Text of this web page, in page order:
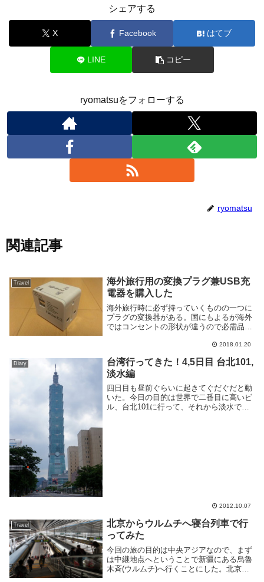
シェアする
X Facebook はてブ
LINE コピー
ryomatsuをフォローする
ryomatsu
関連記事
Travel
海外旅行用の変換プラグ兼USB充
電器を購入した
海外旅行時に必ず持っていくものの一つに
プラグの変換器がある。国にもよるが海外
ではコンセントの形状が違うので必需品
プラグを利用していたのだが、先日
Amazon を見ているときにマルチ変換プラ
グとUSB充...
2018.01.20
Diary
台湾行ってきた！4,5日目 台北101,
淡水編
四日目も昼前ぐらいに起きてぐだぐだと動
いた。今日の目的は世界で二番目に高いビ
ル、台北101に行って、それから淡水でぐ
2012.10.07
Travel
北京からウルムチへ寝台列車で行
ってみた
今回の旅の目的は中央アジアなので、まず
は中継地点へということで新疆にある烏魯
木斉(ウルムチ)へ行くことにした。北京か